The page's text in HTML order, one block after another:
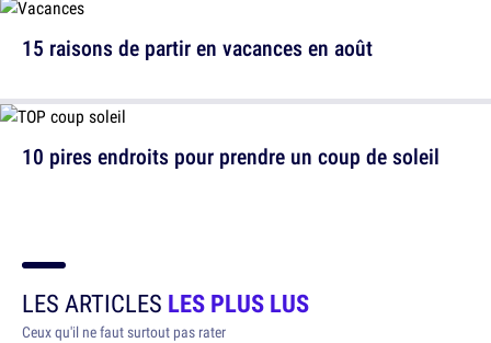
15 raisons de partir en vacances en août
10 pires endroits pour prendre un coup de soleil
LES ARTICLES LES PLUS LUS
Ceux qu'il ne faut surtout pas rater